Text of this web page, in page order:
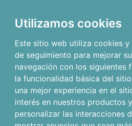
Utilizamos cookies
Este sitio web utiliza cookies
de seguimiento para mejorar
navegación con los siguientes
la funcionalidad básica del
una mejor experiencia en el
interés en nuestros productos
personalizar las interacciones